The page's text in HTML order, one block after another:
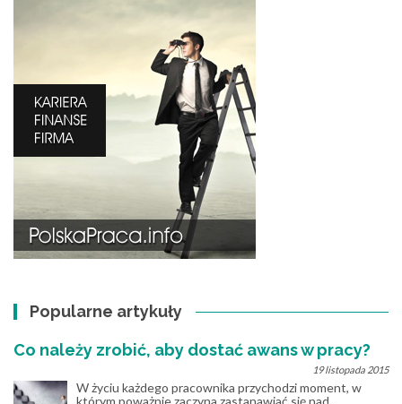
Popularne artykuły
Co należy zrobić, aby dostać awans w pracy?
19 listopada 2015
W życiu każdego pracownika przychodzi moment, w